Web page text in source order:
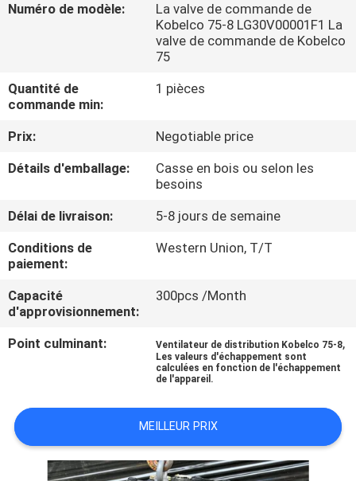
SHOW
PROPOS
DE
VISITE
DE
LA
CONTACT
NOUVELLES
Numéro de modèle:
La valve de commande de
Kobelco 75-8 LG30V00001F1 La
valve de commande de Kobelco
75
Quantité de
commande min:
1 pièces
Prix:
Negotiable price
Détails d'emballage:
Casse en bois ou selon les
besoins
Délai de livraison:
5-8 jours de semaine
Conditions de
paiement:
Western Union, T/T
Capacité
d'approvisionnement:
300pcs /Month
Point culminant: Ventilateur de distribution Kobelco 75-8,
Les valeurs d'échappement sont
calculées en fonction de l'échappement
de l'appareil.
MEILLEUR PRIX